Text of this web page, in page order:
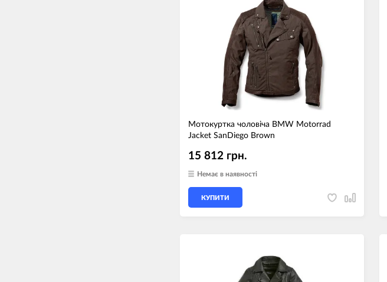
Мотокуртка чоловіча BMW Motorrad
Jacket SanDiego Brown
15 812 грн.
Немає в наявності
КУПИТИ